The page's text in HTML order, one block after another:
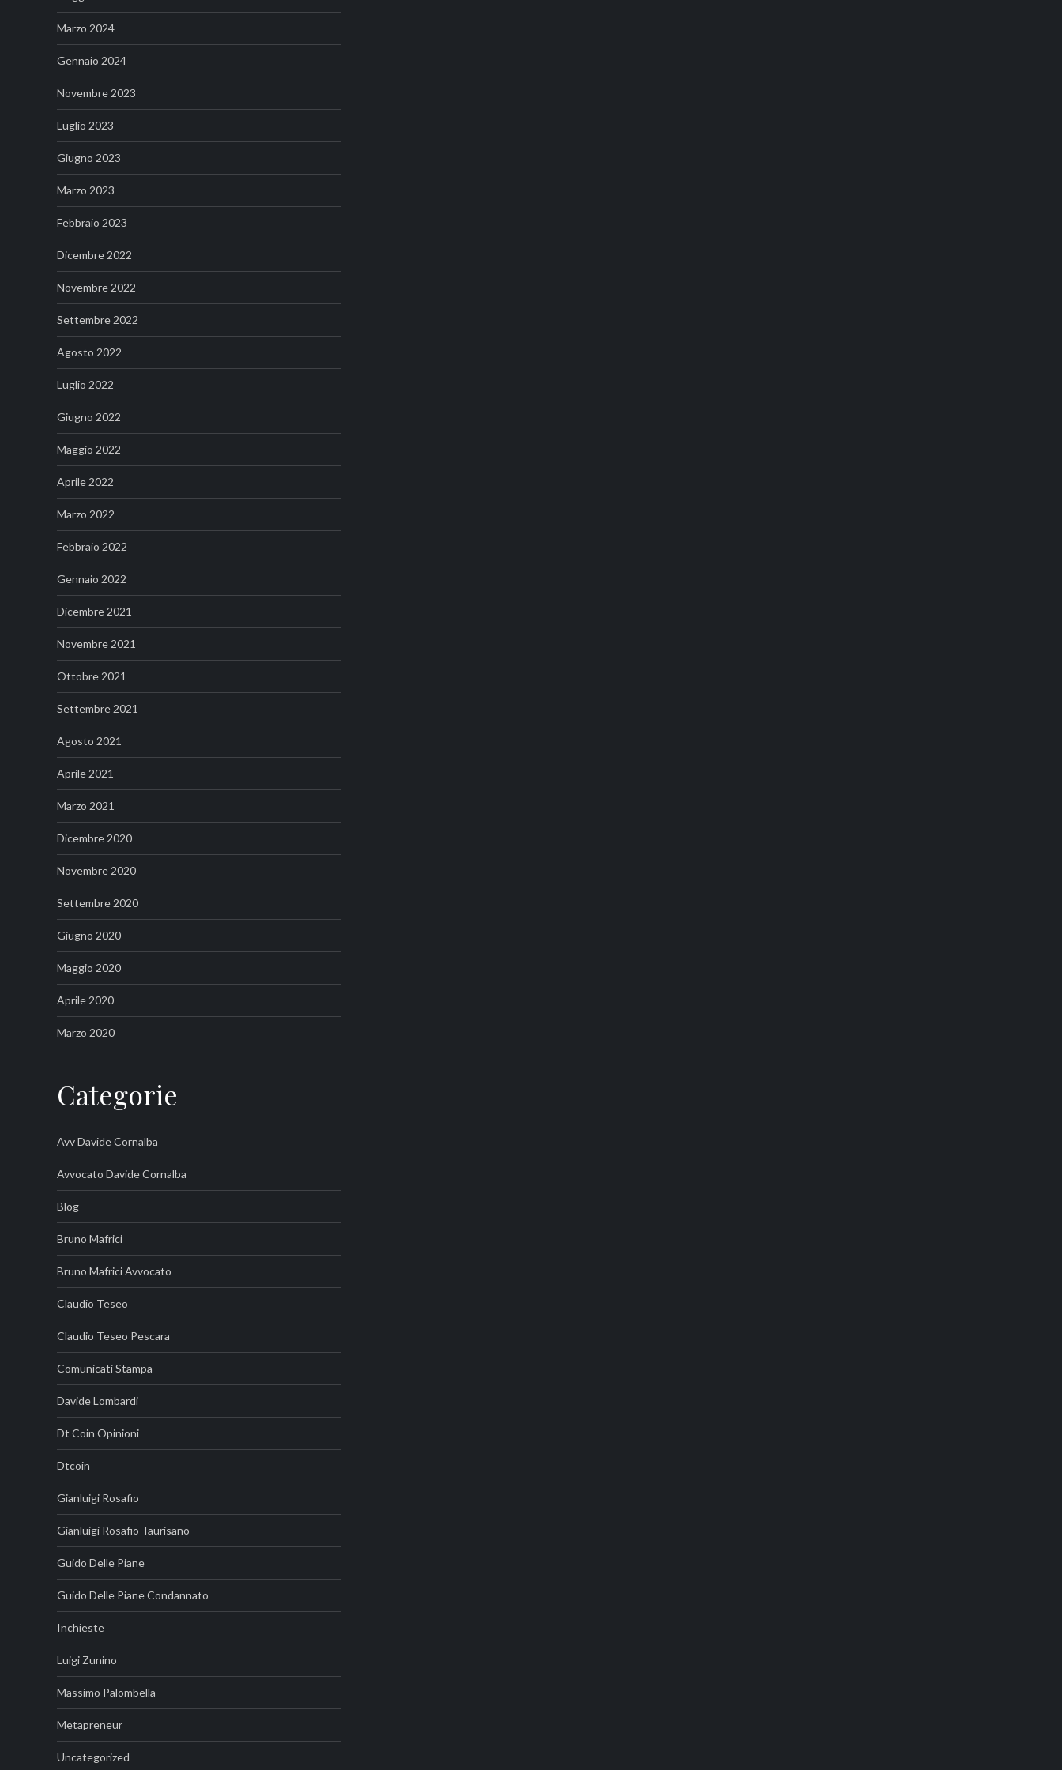
Marzo 2024
Gennaio 2024
Novembre 2023
Luglio 2023
Giugno 2023
Marzo 2023
Febbraio 2023
Dicembre 2022
Novembre 2022
Settembre 2022
Agosto 2022
Luglio 2022
Giugno 2022
Maggio 2022
Aprile 2022
Marzo 2022
Febbraio 2022
Gennaio 2022
Dicembre 2021
Novembre 2021
Ottobre 2021
Settembre 2021
Agosto 2021
Aprile 2021
Marzo 2021
Dicembre 2020
Novembre 2020
Settembre 2020
Giugno 2020
Maggio 2020
Aprile 2020
Marzo 2020
Categorie
Avv Davide Cornalba
Avvocato Davide Cornalba
Blog
Bruno Mafrici
Bruno Mafrici Avvocato
Claudio Teseo
Claudio Teseo Pescara
Comunicati Stampa
Davide Lombardi
Dt Coin Opinioni
Dtcoin
Gianluigi Rosafio
Gianluigi Rosafio Taurisano
Guido Delle Piane
Guido Delle Piane Condannato
Inchieste
Luigi Zunino
Massimo Palombella
Metapreneur
Uncategorized